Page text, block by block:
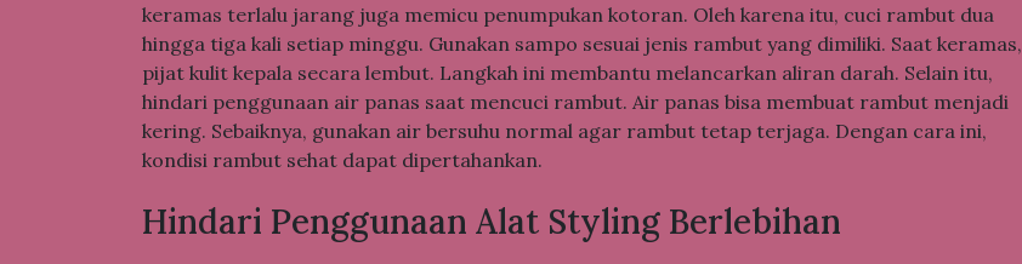
keramas terlalu jarang juga memicu penumpukan kotoran. Oleh karena itu, cuci rambut dua
hingga tiga kali setiap minggu. Gunakan sampo sesuai jenis rambut yang dimiliki. Saat keramas,
pijat kulit kepala secara lembut. Langkah ini membantu melancarkan aliran darah. Selain itu,
hindari penggunaan air panas saat mencuci rambut. Air panas bisa membuat rambut menjadi
kering. Sebaiknya, gunakan air bersuhu normal agar rambut tetap terjaga. Dengan cara ini,
kondisi rambut sehat dapat dipertahankan.
Hindari Penggunaan Alat Styling Berlebihan